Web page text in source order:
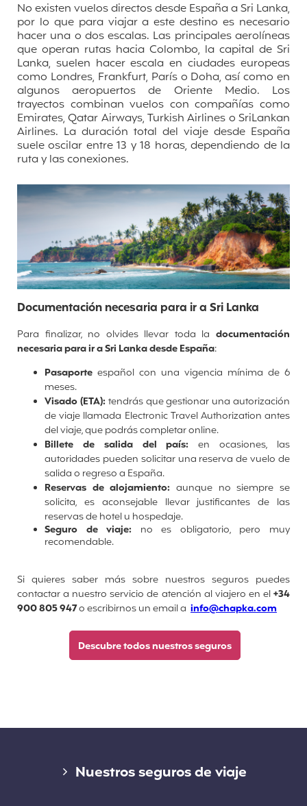
No existen vuelos directos desde España a Sri Lanka,
por lo que para viajar a este destino es necesario
hacer una o dos escalas. Las principales aerolíneas
que operan rutas hacia Colombo, la capital de Sri
Lanka, suelen hacer escala en ciudades europeas
como Londres, Frankfurt, París o Doha, así como en
algunos aeropuertos de Oriente Medio. Los
trayectos combinan vuelos con compañías como
Emirates, Qatar Airways, Turkish Airlines o SriLankan
Airlines. La duración total del viaje desde España
suele oscilar entre 13 y 18 horas, dependiendo de la
ruta y las conexiones.
Documentación necesaria para ir a Sri Lanka
Para finalizar, no olvides llevar toda la documentación
necesaria para ir a Sri Lanka desde España:
Pasaporte español con una vigencia mínima de 6
meses.
Visado (ETA):tendrás que gestionar una autorización
de viaje llamada Electronic Travel Authorization antes
del viaje, que podrás completar online.
Billete de salida del país:en ocasiones, las
autoridades pueden solicitar una reserva de vuelo de
salida o regreso a España.
Reservas de alojamiento: aunque no siempre se
solicita, es aconsejable llevar justificantes de las
reservas de hotel u hospedaje.
Seguro de viaje: no es obligatorio, pero muy
recomendable.
Si quieres saber más sobre nuestros seguros puedes
contactar a nuestro servicio de atención al viajero en el+34
900 805 947o escribirnos un email a info@chapka.com
Descubre todos nuestros seguros
Nuestros seguros de viaje